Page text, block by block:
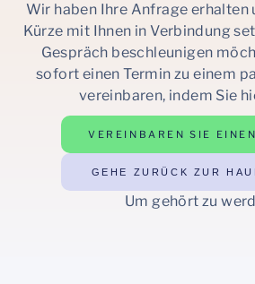
Wir haben Ihre Anfrage erhalten
Kürze mit Ihnen in Verbindung
Gespräch beschleunigen
sofort einen Termin zu einem
vereinbaren, indem Sie
VEREINBAREN SIE
GEHE ZURÜCK ZUR
Um gehört zu